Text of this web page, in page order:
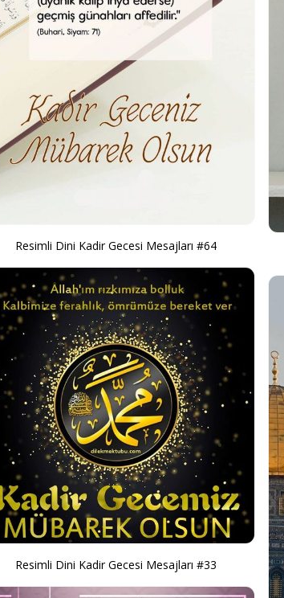
Resimli Dini Kadir Gecesi Mesajları #64
Resimli Dini Kadir Gecesi Mesajları #33